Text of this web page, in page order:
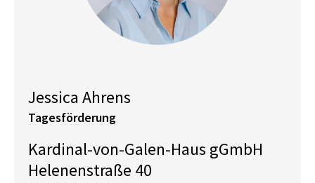
Jessica Ahrens
Tagesförderung
Kardinal-von-Galen-Haus gGmbH
Helenenstraße 40